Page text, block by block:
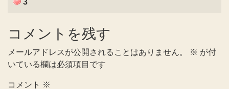
コメントを残す
メールアドレスが公開されることはありません。 ※ が付
いている欄は必須項目です
コメント ※